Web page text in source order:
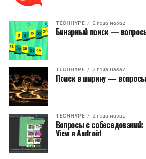
TECHHYPE 2 года назад
Бинарный поиск —
TECHHYPE 2 года назад
Поиск в ширину —
TECHHYPE 2 года назад
Вопросы с
View в Android